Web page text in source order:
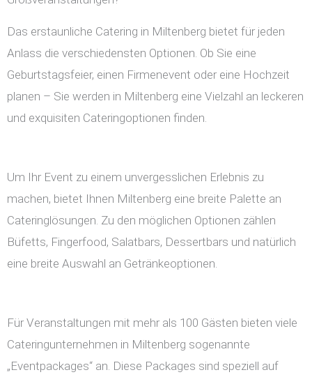
Das erstaunliche Catering in Miltenberg bietet für jeden
Anlass die verschiedensten Optionen. Ob Sie eine
Geburtstagsfeier, einen Firmenevent oder eine Hochzeit
planen – Sie werden in Miltenberg eine Vielzahl an leckeren
und exquisiten Cateringoptionen finden.
Um Ihr Event zu einem unvergesslichen Erlebnis zu
machen, bietet Ihnen Miltenberg eine breite Palette an
Cateringlösungen. Zu den möglichen Optionen zählen
Büfetts, Fingerfood, Salatbars, Dessertbars und natürlich
eine breite Auswahl an Getränkeoptionen.
Für Veranstaltungen mit mehr als 100 Gästen bieten viele
Cateringunternehmen in Miltenberg sogenannte
„Eventpackages“ an. Diese Packages sind speziell auf